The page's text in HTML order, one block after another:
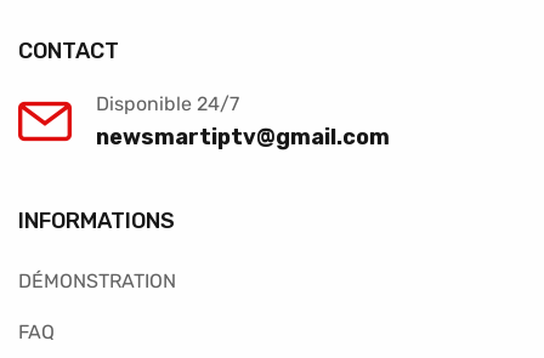
CONTACT
Disponible 24/7
newsmartiptv@gmail.com
INFORMATIONS
DÉMONSTRATION
FAQ